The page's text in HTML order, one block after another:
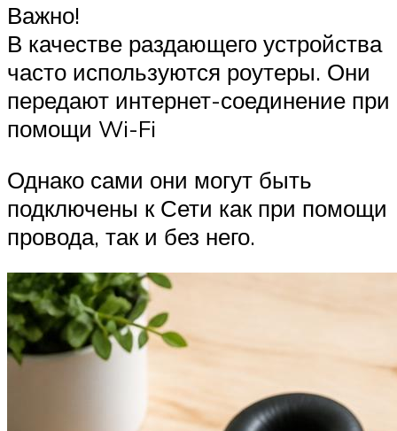
Важно!
В качестве раздающего устройства
часто используются роутеры. Они
передают интернет-соединение при
помощи Wi-Fi
Однако сами они могут быть
подключены к Сети как при помощи
провода, так и без него.